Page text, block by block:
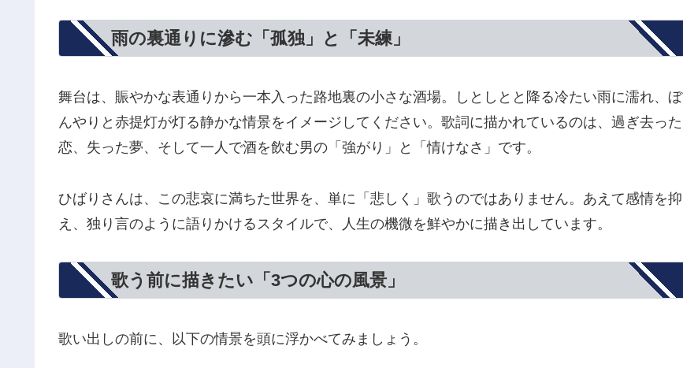
雨の裏通りに滲む「孤独」と「未練」
舞台は、賑やかな表通りから一本入った路地裏の小さな酒場。しとしとと降る冷たい雨に濡れ、ぼ
んやりと赤提灯が灯る静かな情景をイメージしてください。歌詞に描かれているのは、過ぎ去った
恋、失った夢、そして一人で酒を飲む男の「強がり」と「情けなさ」です。
ひばりさんは、この悲哀に満ちた世界を、単に「悲しく」歌うのではありません。あえて感情を抑
え、独り言のように語りかけるスタイルで、人生の機微を鮮やかに描き出しています。
歌う前に描きたい「3つの心の風景」
歌い出しの前に、以下の情景を頭に浮かべてみましょう。